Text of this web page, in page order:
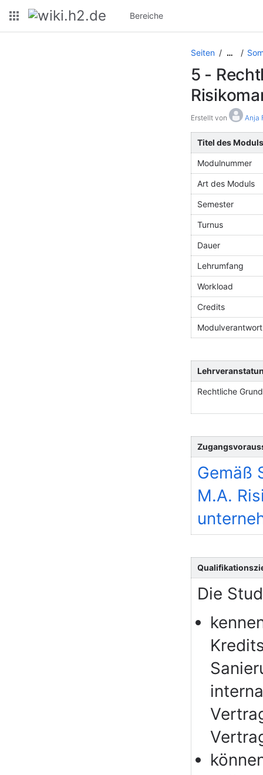
Bereiche
Seiten …
5 -
Erstellt von Anja
Titel des Moduls
Modulnummer
Art des Moduls
Semester
Turnus
Dauer
Lehrumfang
Workload
Credits
Rechtliche
Gemäß
M.A.
Die